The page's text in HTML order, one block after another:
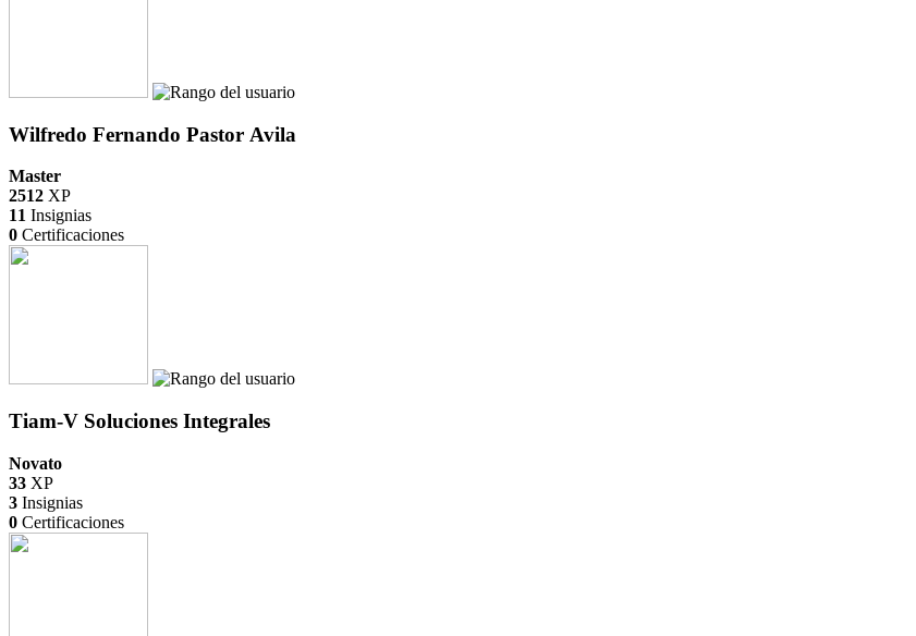
Wilfredo Fernando Pastor Avila
Master
2512 XP
11 Insignias
0 Certificaciones
Tiam-V Soluciones Integrales
Novato
33 XP
3 Insignias
0 Certificaciones